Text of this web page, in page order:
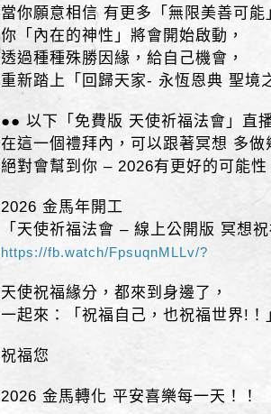
當你願意相信 有更多「無限美善可能
你「內在的神性」將會開始啟動，
透過種種殊勝因緣，給自己機會，
重新踏上「回歸天家- 永恆恩典 聖境
●● 以下「免費版 天使祈福法會」直
在這一個禮拜內，可以跟著冥想 多做
絕對會幫到你 – 2026有更好的可能性
2026 金馬年開工
「天使祈福法會 – 線上公開版 冥想
https://fb.watch/FpsuqnMLLv/?
天使祝福緣分，都來到身邊了，
一起來：「祝福自己，也祝福世界!！
祝福您
2026 金馬轉化 平安喜樂每一天！！